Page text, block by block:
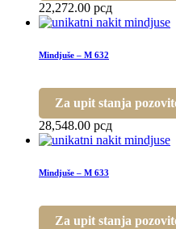
22,272.00 рсд
Mindjuše – M 632
Za upit stanja
28,548.00 рсд
Mindjuše – M 633
Za upit stanja